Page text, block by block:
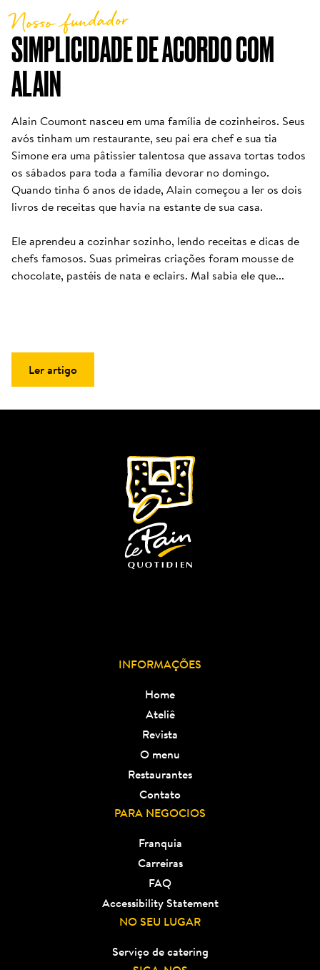
SIMPLICIDADE DE ACORDO COM
ALAIN
Nosso fundador
Alain Coumont nasceu em uma família de cozinheiros. Seus
avós tinham um restaurante, seu pai era chef e sua tia
Simone era uma pâtissier talentosa que assava tortas todos
os sábados para toda a família devorar no domingo.
Quando tinha 6 anos de idade, Alain começou a ler os dois
livros de receitas que havia na estante de sua casa.
Ele aprendeu a cozinhar sozinho, lendo receitas e dicas de
chefs famosos. Suas primeiras criações foram mousse de
chocolate, pastéis de nata e eclairs. Mal sabia ele que...
Ler artigo
INFORMAÇÕES
Home
Ateliê
Revista
O menu
Restaurantes
Contato
PARA NEGOCIOS
Franquia
Carreiras
FAQ
Accessibility Statement
NO SEU LUGAR
Serviço de catering